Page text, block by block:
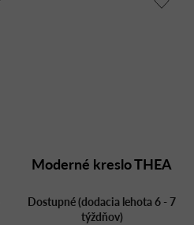
Moderné kreslo THEA
Dostupné (dodacia lehota 6 - 7
týždňov)